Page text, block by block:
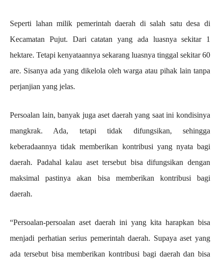
Seperti lahan milik pemerintah daerah di salah satu desa di
Kecamatan Pujut. Dari catatan yang ada luasnya sekitar 1
hektare. Tetapi kenyataannya sekarang luasnya tinggal sekitar 60
are. Sisanya ada yang dikelola oleh warga atau pihak lain tanpa
perjanjian yang jelas.
Persoalan lain, banyak juga aset daerah yang saat ini kondisinya
mangkrak. Ada, tetapi tidak difungsikan, sehingga
keberadaannya tidak memberikan kontribusi yang nyata bagi
daerah. Padahal kalau aset tersebut bisa difungsikan dengan
maksimal pastinya akan bisa memberikan kontribusi bagi
daerah.
“Persoalan-persoalan aset daerah ini yang kita harapkan bisa
menjadi perhatian serius pemerintah daerah. Supaya aset yang
ada tersebut bisa memberikan kontribusi bagi daerah dan bisa